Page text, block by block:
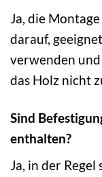
Ja, die
darauf,
verwenden
das Holz nicht
Sind
enthalten?
Ja, in der